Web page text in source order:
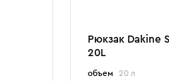
Рюкзак Dakine
20L
объем
20 л